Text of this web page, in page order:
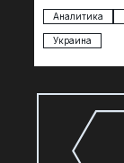
Там, ссылаясь
Аналитика
Украина